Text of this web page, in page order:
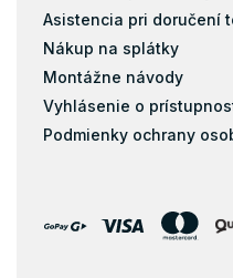
Asistencia pri doručení
Nákup na splátky
Montážne návody
Vyhlásenie o
Podmienky ochrany